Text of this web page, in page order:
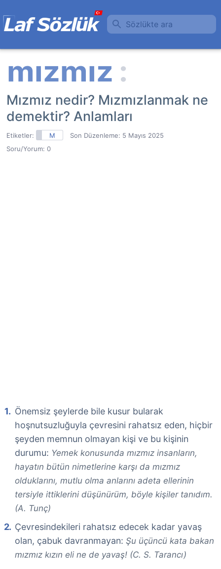
Sözlükte ara
Mızmız nedir? Mızmızlanmak ne
demektir? Anlamları
Etiketler: M Son Düzenleme: 5 Mayıs 2025
Soru/Yorum: 0
Önemsiz şeylerde bile kusur bularak
hoşnutsuzluğuyla çevresini rahatsız eden, hiçbir
şeyden memnun olmayan kişi ve bu kişinin
durumu: Yemek konusunda mızmız insanların,
hayatın bütün nimetlerine karşı da mızmız
olduklarını, mutlu olma anlarını adeta ellerinin
tersiyle ittiklerini düşünürüm, böyle kişiler tanıdım.
(A. Tunç)
Çevresindekileri rahatsız edecek kadar yavaş
olan, çabuk davranmayan: Şu üçüncü kata bakan
mızmız kızın eli ne de yavaş! (C. S. Tarancı)